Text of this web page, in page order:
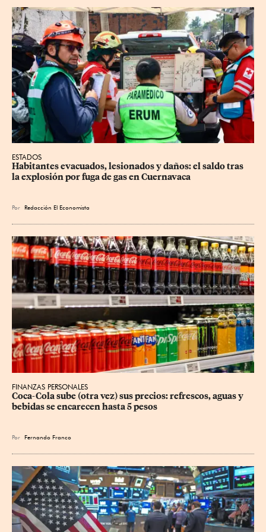
ESTADOS
Habitantes evacuados, lesionados y daños: el saldo tras
la explosión por fuga de gas en Cuernavaca
Por Redacción El Economista
FINANZAS PERSONALES
Coca-Cola sube (otra vez) sus precios: refrescos, aguas y
bebidas se encarecen hasta 5 pesos
Por Fernando Franco